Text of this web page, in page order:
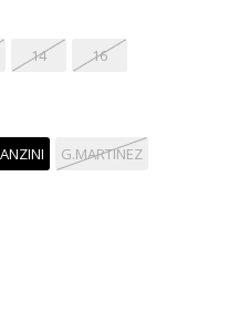
14 16
G.MARTINEZ